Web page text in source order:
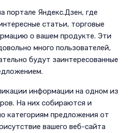
портале Яндекс.Дзен, где
статьи, торговые
о вашем продукте. Эти
много пользователей,
будут заинтересованные
информации на одном из
На них собираются и
категориям предложения от
вашего веб-сайта